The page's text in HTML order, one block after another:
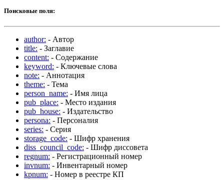
Поисковые поля:
author: - Автор
title: - Заглавие
content: - Содержание
keyword: - Ключевые слова
note: - Аннотация
theme: - Тема
person_name: - Имя лица
pub_place: - Место издания
pub_house: - Издательство
persona: - Персоналия
series: - Серия
storage_code: - Шифр хранения
diss_council_code: - Шифр диссовета
regnum: - Регистрационный номер
invnum: - Инвентарный номер
kpnum: - Номер в реестре КП